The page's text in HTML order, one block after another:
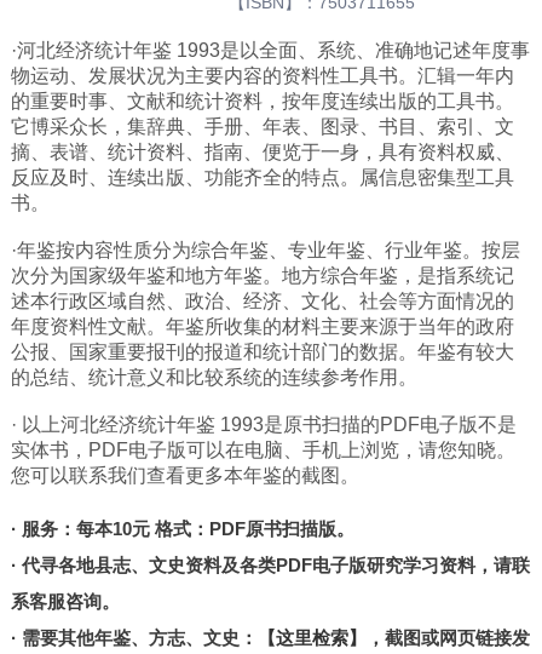
西藏
上海
重庆
山西
黑龙江
吉林
辽宁
河北
内蒙
青海
新疆
北京
甘肃
陕西
·河北经济统计年鉴 1993是以全面、系统、准确地记述年度事
物运动、发展状况为主要内容的资料性工具书。汇辑一年内
的重要时事、文献和统计资料，按年度连续出版的工具书。
它博采众长，集辞典、手册、年表、图录、书目、索引、文
摘、表谱、统计资料、指南、便览于一身，具有资料权威、
反应及时、连续出版、功能齐全的特点。属信息密集型工具
书。
·年鉴按内容性质分为综合年鉴、专业年鉴、行业年鉴。按层
次分为国家级年鉴和地方年鉴。地方综合年鉴，是指系统记
述本行政区域自然、政治、经济、文化、社会等方面情况的
年度资料性文献。年鉴所收集的材料主要来源于当年的政府
公报、国家重要报刊的报道和统计部门的数据。年鉴有较大
的总结、统计意义和比较系统的连续参考作用。
· 以上河北经济统计年鉴 1993是原书扫描的PDF电子版不是
实体书，PDF电子版可以在电脑、手机上浏览，请您知晓。
您可以联系我们查看更多本年鉴的截图。
· 服务：每本10元 格式：PDF原书扫描版。
· 代寻各地县志、文史资料及各类PDF电子版研究学习资料，请联
系客服咨询。
· 需要其他年鉴、方志、文史：
【这里检索】
，截图或网页链接发